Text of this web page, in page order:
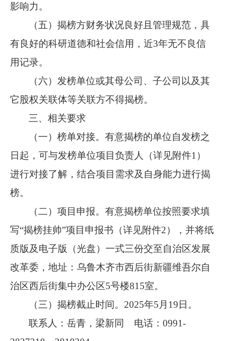
影响力。
（五）揭榜方财务状况良好且管理规范，具
有良好的科研道德和社会信用，近3年无不良信
用记录。
（六）发榜单位或其母公司、子公司以及其
它股权关联体等关联方不得揭榜。
三、相关要求
（一）榜单对接。有意揭榜的单位自发榜之
日起，可与发榜单位项目负责人（详见附件1）
进行对接了解，结合项目需求及自身能力进行揭
榜。
（二）项目申报。有意揭榜单位按照要求填
写“揭榜挂帅”项目申报书（详见附件2），并将纸
质版及电子版（光盘）一式三份交至自治区发展
改革委，地址：乌鲁木齐市西后街新疆维吾尔自
治区西后街集中办公区5号楼815室。
（三）揭榜截止时间。2025年5月19日。
联系人：岳青，梁新同 电话：0991-